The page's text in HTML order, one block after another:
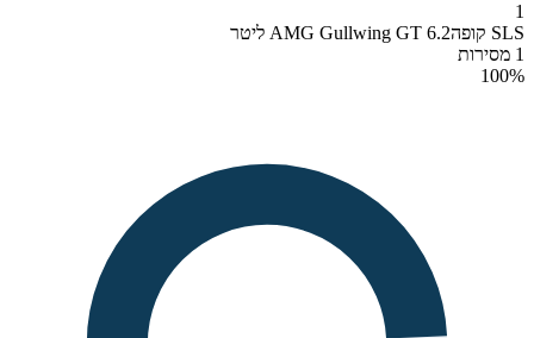
1
SLS קופהAMG Gullwing GT 6.2 ליטר
1 מסירות
100%